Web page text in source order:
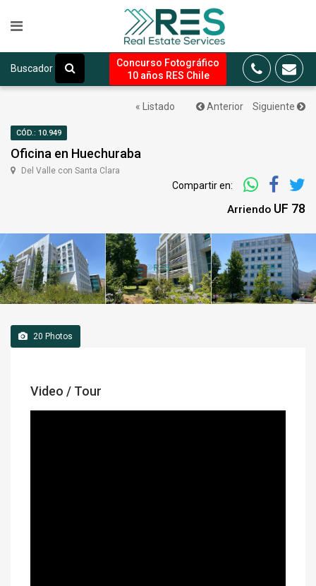
Buscador
Concurso Fotográfico
10 años RES Chile
« Listado Anterior Siguiente
CÓD.: 10.949
Oficina en Huechuraba
Del Valle con Santa Clara
Compartir en:
Arriendo UF 78
20 Photos
Video / Tour